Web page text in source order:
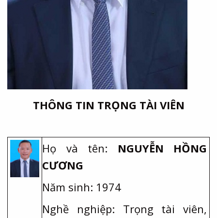
THÔNG TIN TRỌNG TÀI VIÊN
Họ và tên: NGUYỄN HỒNG
CƯƠNG
Năm sinh: 1974
Nghề nghiệp: Trọng tài viên,